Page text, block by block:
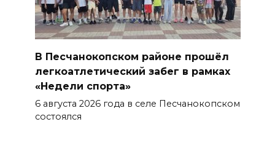
07 августа 2026 15:22
утонул 43-летний мужчина
07 августа 2026 15:06
В Ростовской области из-за
В Песчанокопском районе прошёл
легкоатлетический забег в рамках
«Недели спорта»
6 августа 2026 года в селе Песчанокопском
состоялся